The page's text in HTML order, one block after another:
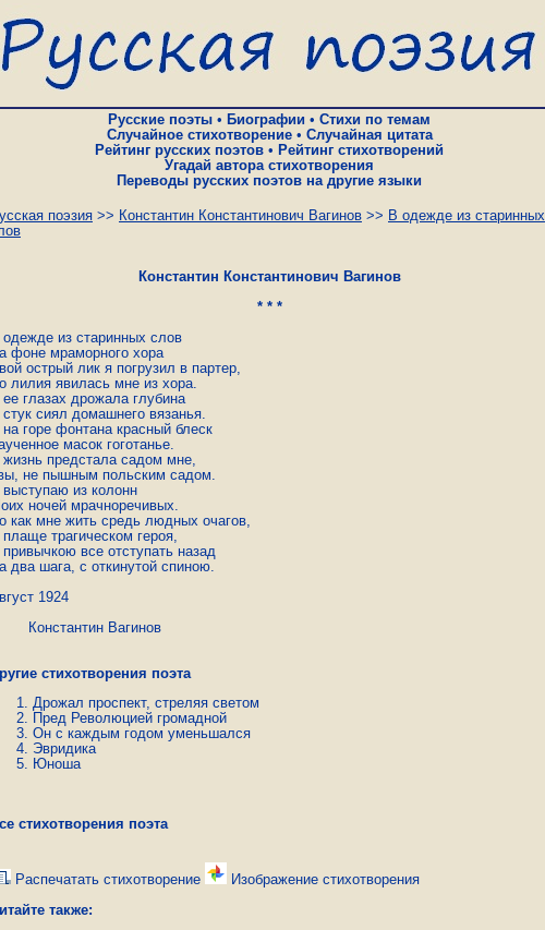
Русские поэты • Биографии • Стихи по темам
Случайное стихотворение• Случайная цитата
Рейтинг русских поэтов • Рейтинг стихотворений
Угадай автора стихотворения
Переводы русских поэтов на другие языки
поэзия >> Константин Константинович Вагинов >> В одежде из старинных
Константин Константинович Вагинов
* * *
одежде из старинных слов
фоне мраморного хора
острый лик я погрузил в партер,
лилия явилась мне из хора.
ее глазах дрожала глубина
стук сиял домашнего вязанья.
горе фонтана красный блеск
масок гоготанье.
жизнь предстала садом мне,
не пышным польским садом.
выступаю из колонн
ночей мрачноречивых.
как мне жить средь людных очагов,
плаще трагическом героя,
все отступать назад
два шага, с откинутой спиною.
1924
Вагинов
стихотворения поэта
Дрожал проспект, стреляя светом
Пред Революцией громадной
Он с каждым годом уменьшался
Эвридика
Юноша
стихотворения поэта
Распечатать стихотворение
Изображение стихотворения
также: